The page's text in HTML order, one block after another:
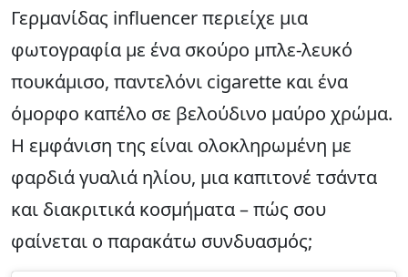
Γερμανίδας influencer περιείχε μια
φωτογραφία με ένα σκούρο μπλε-λευκό
πουκάμισο, παντελόνι cigarette και ένα
όμορφο καπέλο σε βελούδινο μαύρο χρώμα.
Η εμφάνιση της είναι ολοκληρωμένη με
φαρδιά γυαλιά ηλίου, μια καπιτονέ τσάντα
και διακριτικά κοσμήματα – πώς σου
φαίνεται ο παρακάτω συνδυασμός;